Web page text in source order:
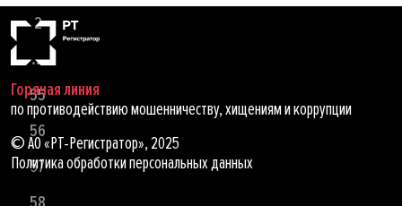
2
...
55
56
57
Горячая линия
по противодействию мошенничеству, хищениям и коррупции
© АО «РТ-Регистратор», 2025
Политика обработки персональных данных